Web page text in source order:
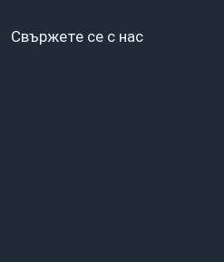
Свържете се с нас